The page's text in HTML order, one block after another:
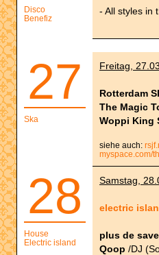
Disco
Benefiz
- All styles in
27
Ska
Freitag,
Rotterdam
The Magic
Woppi King
siehe auch:
myspace.com/
28
House
Electric island
Samstag,
electric
plus de
Qoop /DJ